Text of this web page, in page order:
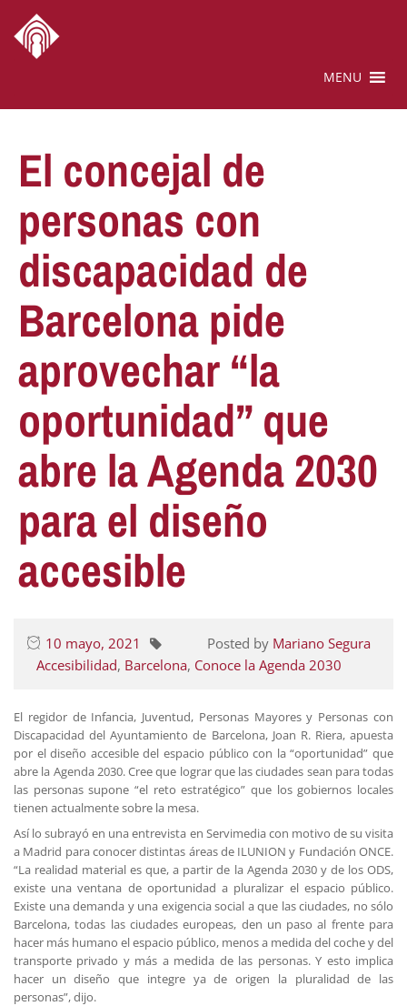
MENU
El concejal de
personas con
discapacidad de
Barcelona pide
aprovechar “la
oportunidad” que
abre la Agenda 2030
para el diseño
accesible
10 mayo, 2021 Posted by Mariano Segura
Accesibilidad, Barcelona, Conoce la Agenda 2030
El regidor de Infancia, Juventud, Personas Mayores y Personas con
Discapacidad del Ayuntamiento de Barcelona, Joan R. Riera, apuesta
por el diseño accesible del espacio público con la “oportunidad” que
abre la Agenda 2030. Cree que lograr que las ciudades sean para todas
las personas supone “el reto estratégico” que los gobiernos locales
tienen actualmente sobre la mesa.
Así lo subrayó en una entrevista en Servimedia con motivo de su visita
a Madrid para conocer distintas áreas de ILUNION y Fundación ONCE.
“La realidad material es que, a partir de la Agenda 2030 y de los ODS,
existe una ventana de oportunidad a pluralizar el espacio público.
Existe una demanda y una exigencia social a que las ciudades, no sólo
Barcelona, todas las ciudades europeas, den un paso al frente para
hacer más humano el espacio público, menos a medida del coche y del
transporte privado y más a medida de las personas. Y esto implica
hacer un diseño que integre ya de origen la pluralidad de las
personas”, dijo.